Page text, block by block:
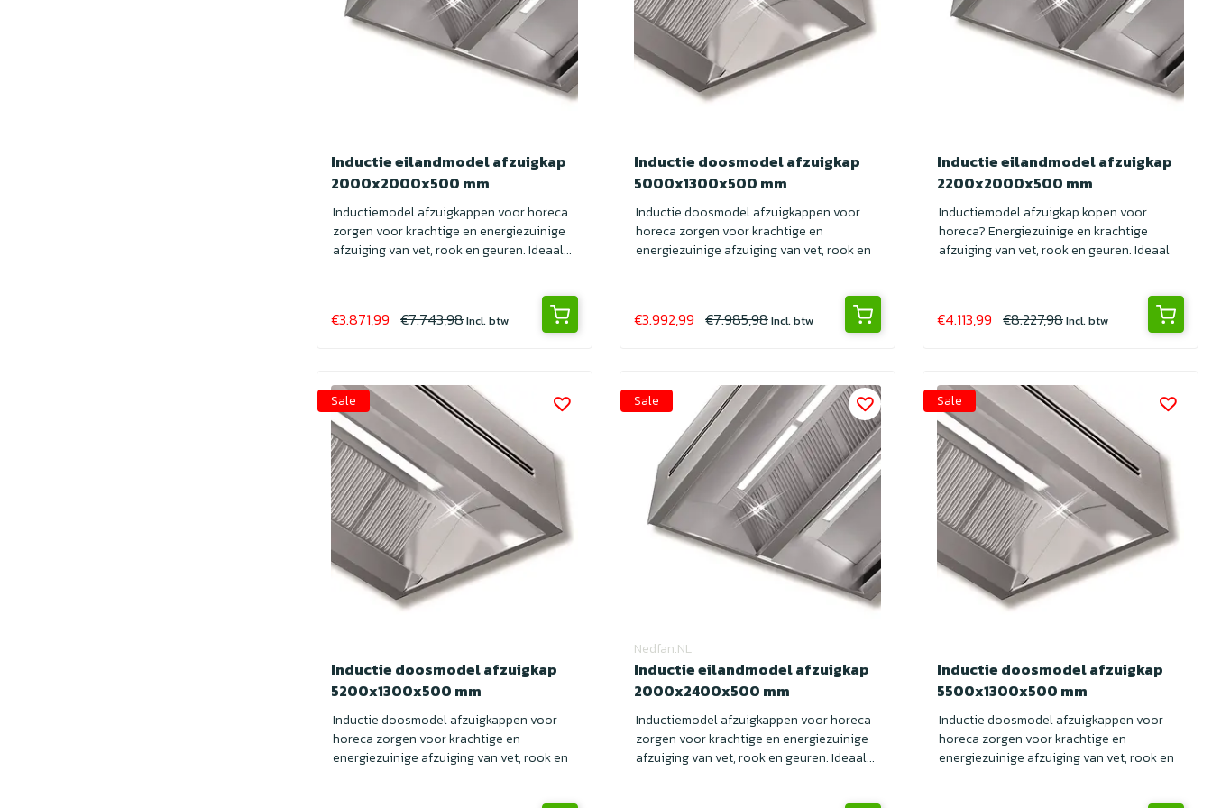
Inductie eilandmodel afzuigkap
2000x2000x500 mm
Inductiemodel afzuigkappen voor horeca
zorgen voor krachtige en energiezuinige
afzuiging van vet, rook en geuren. Ideaal...
€3.871,99 €7.743,98Incl. btw
Inductie doosmodel afzuigkap
5000x1300x500 mm
Inductie doosmodel afzuigkappen voor
horeca zorgen voor krachtige en
energiezuinige afzuiging van vet, rook en
€3.992,99 €7.985,98Incl. btw
Inductie eilandmodel afzuigkap
2200x2000x500 mm
Inductiemodel afzuigkap kopen voor
horeca? Energiezuinige en krachtige
afzuiging van vet, rook en geuren. Ideaal
€4.113,99 €8.227,98Incl. btw
Inductie doosmodel afzuigkap
5200x1300x500 mm
Inductie doosmodel afzuigkappen voor
horeca zorgen voor krachtige en
energiezuinige afzuiging van vet, rook en
Sale
Nedfan.NL
Inductie eilandmodel afzuigkap
2000x2400x500 mm
Inductiemodel afzuigkappen voor horeca
zorgen voor krachtige en energiezuinige
afzuiging van vet, rook en geuren. Ideaal...
Sale
Inductie doosmodel afzuigkap
5500x1300x500 mm
Inductie doosmodel afzuigkappen voor
horeca zorgen voor krachtige en
energiezuinige afzuiging van vet, rook en
Sale